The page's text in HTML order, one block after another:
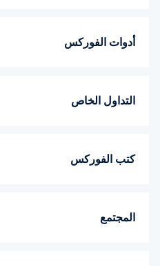
أدوات الفوركس
التداول الخاص
كتب الفوركس
المجتمع